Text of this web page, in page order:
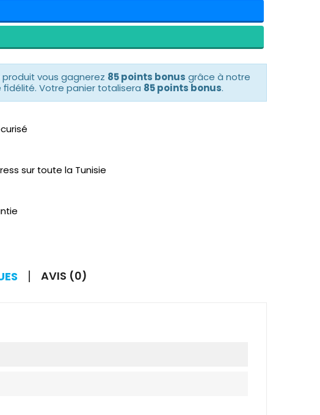
vous gagnerez 85 points bonus grâce à notre
Votre panier totalisera 85 points bonus.
sur toute la Tunisie
AVIS (0)